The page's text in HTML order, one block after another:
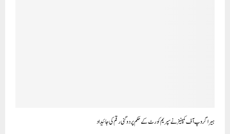
ہیرا گروپ آف کمپنیز نے سپریم کورٹ کے حکم پر دوگنی رقم کی جائیداد